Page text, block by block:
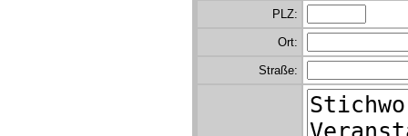
PLZ:
Ort:
Straße: